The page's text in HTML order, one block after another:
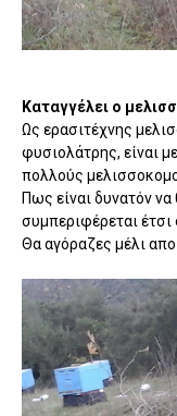
Καταγγέλει ο
Ως ερασιτέχνης
φυσιολάτρης, είναι
πολλούς
Πως είναι δυνατόν
συμπεριφέρεται
Θα αγόραζες μέλι